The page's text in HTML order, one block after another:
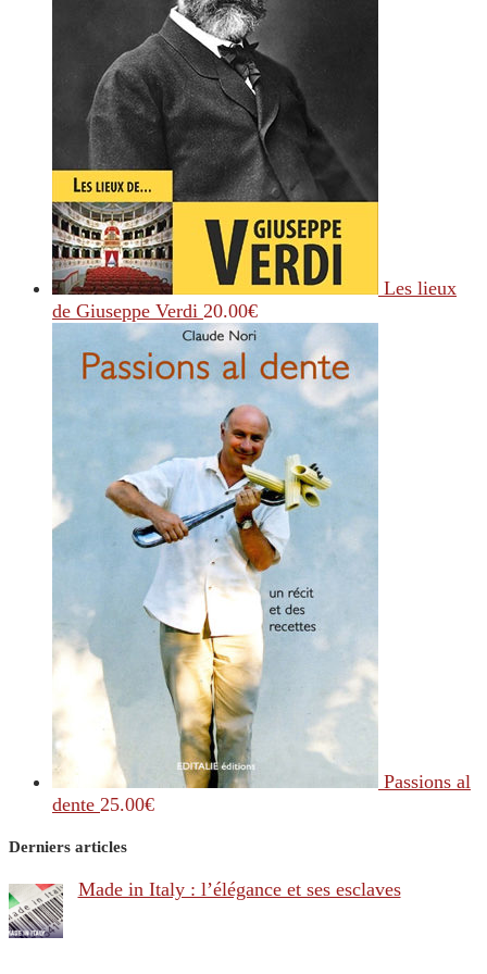
Les lieux
de Giuseppe Verdi 20.00€
Passions al
dente 25.00€
Derniers articles
Made in Italy : l’élégance et ses esclaves